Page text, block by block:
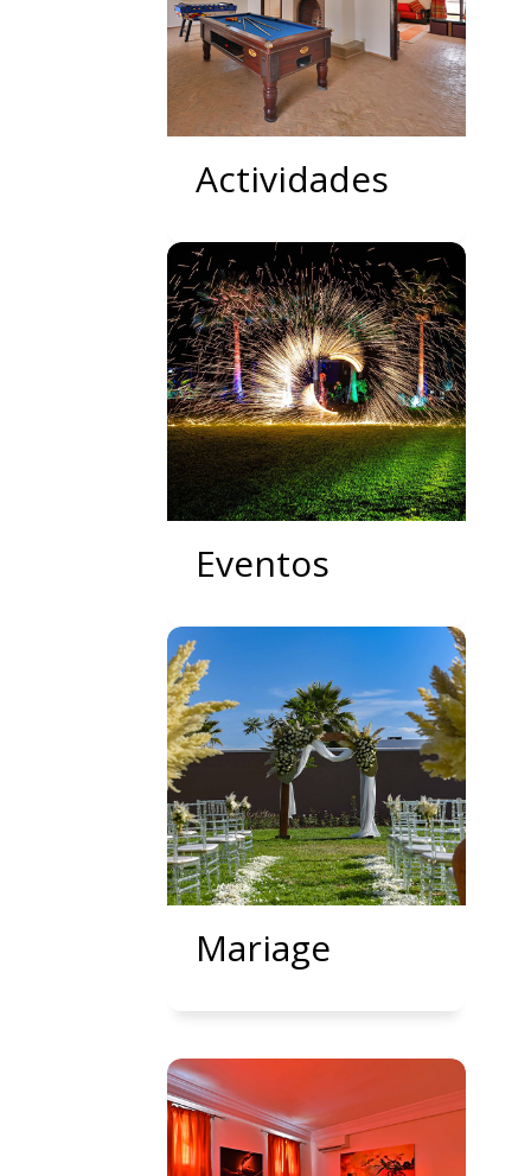
Actividades
Eventos
Mariage